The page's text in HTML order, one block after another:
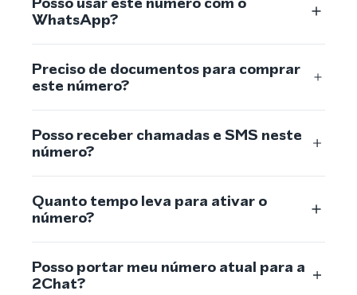
WhatsApp?
Preciso de documentos para comprar
este número?
Posso receber chamadas e SMS neste
número?
Quanto tempo leva para ativar o
número?
Posso portar meu número atual para a
2Chat?